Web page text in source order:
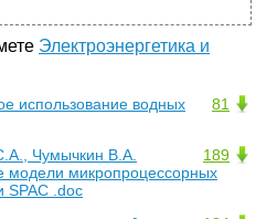
Электроэнергетика и
81
использование водных
189
Чумычкин В.А.
модели микропроцессорных
SPAC .doc